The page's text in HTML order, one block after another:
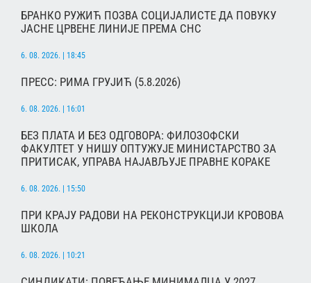
БРАНКО РУЖИЋ ПОЗВА СОЦИЈАЛИСТЕ ДА ПОВУКУ
ЈАСНЕ ЦРВЕНЕ ЛИНИЈЕ ПРЕМА СНС
6. 08. 2026. | 18:45
ПРЕСС: РИМА ГРУЈИЋ (5.8.2026)
6. 08. 2026. | 16:01
БЕЗ ПЛАТА И БЕЗ ОДГОВОРА: ФИЛОЗОФСКИ
ФАКУЛТЕТ У НИШУ ОПТУЖУЈЕ МИНИСТАРСТВО ЗА
ПРИТИСАК, УПРАВА НАЈАВЉУЈЕ ПРАВНЕ КОРАКЕ
6. 08. 2026. | 15:50
ПРИ КРАЈУ РАДОВИ НА РЕКОНСТРУКЦИЈИ КРОВОВА
ШКОЛА
6. 08. 2026. | 10:21